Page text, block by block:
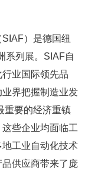
）是德国纽
系列展。SIAF自
业国际领先品
界把握制造业发
重要的经济重镇
些企业均面临工
工业自动化技术
供应商带来了庞